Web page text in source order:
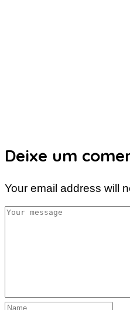
Deixe um
Your email address will